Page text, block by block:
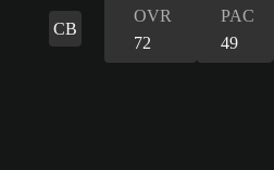
CB
OVR
72
PAC
49